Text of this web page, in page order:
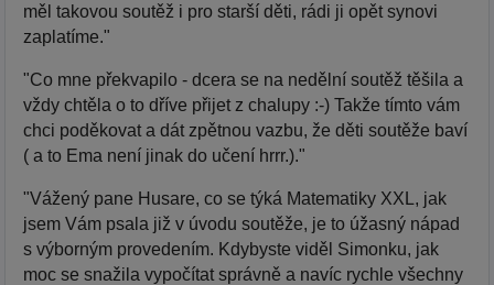
měl takovou soutěž i pro starší děti, rádi ji opět synovi
zaplatíme."
"Co mne překvapilo - dcera se na nedělní soutěž těšila a
vždy chtěla o to dříve přijet z chalupy :-) Takže tímto vám
chci poděkovat a dát zpětnou vazbu, že děti soutěže baví
( a to Ema není jinak do učení hrrr.)."
"Vážený pane Husare, co se týká Matematiky XXL, jak
jsem Vám psala již v úvodu soutěže, je to úžasný nápad
s výborným provedením. Kdybyste viděl Simonku, jak
moc se snažila vypočítat správně a navíc rychle všechny